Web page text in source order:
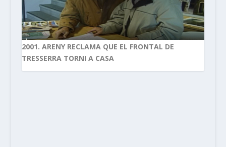
2001. ARENY RECLAMA QUE EL FRONTAL DE
TRESSERRA TORNI A CASA